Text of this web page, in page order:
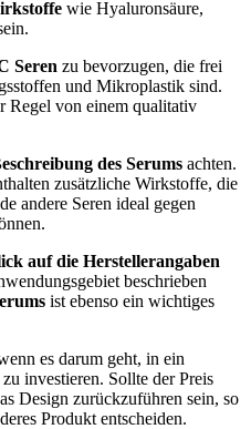
wie Hyaluronsäure,
Seren zu bevorzugen, die frei
und Mikroplastik sind.
Regel von einem qualitativ
des Serums achten.
zusätzliche Wirkstoffe, die
andere Seren ideal gegen
auf die Herstellerangaben
beschrieben
ist ebenso ein wichtiges
es darum geht, in ein
investieren. Sollte der Preis
Design zurückzuführen sein, so
Produkt entscheiden.